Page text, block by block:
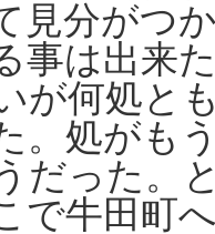
見分がつ
事は出来
が何処と
。処がも
だった。
で牛田町